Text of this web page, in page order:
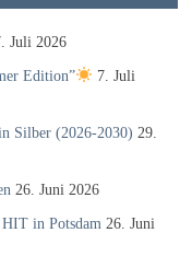
Juli 2026
Edition”
7. Juli
Silber (2026-2030) 29.
26. Juni 2026
in Potsdam 26. Juni